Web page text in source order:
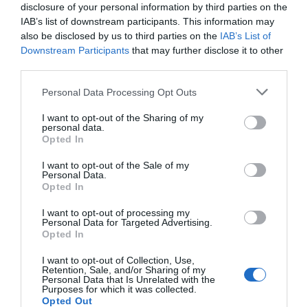
disclosure of your personal information by third parties on the
IAB’s list of downstream participants. This information may
also be disclosed by us to third parties on the IAB’s List of
Downstream Participants that may further disclose it to other
Personal Data Processing Opt Outs
I want to opt-out of the Sharing of my
personal data.
Opted In
I want to opt-out of the Sale of my
Personal Data.
Opted In
I want to opt-out of processing my
Personal Data for Targeted Advertising.
Opted In
I want to opt-out of Collection, Use,
Retention, Sale, and/or Sharing of my
Personal Data that Is Unrelated with the
Purposes for which it was collected.
Opted Out